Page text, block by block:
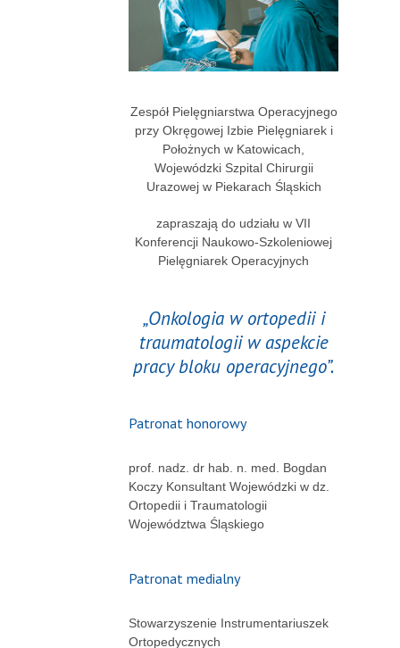
Zespół Pielęgniarstwa Operacyjnego
przy Okręgowej Izbie Pielęgniarek i
Położnych w Katowicach,
Wojewódzki Szpital Chirurgii
Urazowej w Piekarach Śląskich
zapraszają do udziału w VII
Konferencji Naukowo-Szkoleniowej
Pielęgniarek Operacyjnych
„Onkologia w ortopedii i
traumatologii w aspekcie
pracy bloku operacyjnego”.
Patronat honorowy
prof. nadz. dr hab. n. med. Bogdan
Koczy Konsultant Wojewódzki w dz.
Ortopedii i Traumatologii
Województwa Śląskiego
Patronat medialny
Stowarzyszenie Instrumentariuszek
Ortopedycznych